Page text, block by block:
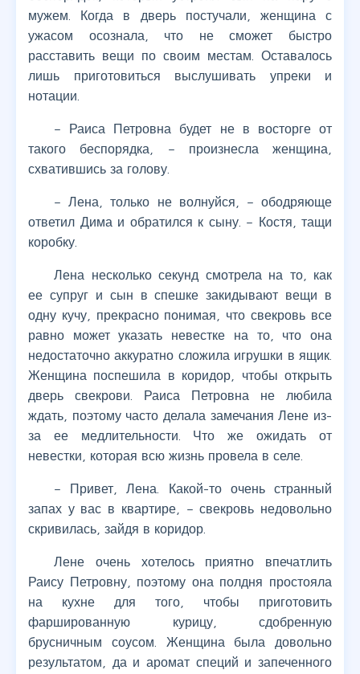
мужем. Когда в дверь постучали, женщина с
ужасом осознала, что не сможет быстро
расставить вещи по своим местам. Оставалось
лишь приготовиться выслушивать упреки и
нотации.
– Раиса Петровна будет не в восторге от
такого беспорядка, – произнесла женщина,
схватившись за голову.
– Лена, только не волнуйся, – ободряюще
ответил Дима и обратился к сыну. – Костя, тащи
коробку.
Лена несколько секунд смотрела на то, как
ее супруг и сын в спешке закидывают вещи в
одну кучу, прекрасно понимая, что свекровь все
равно может указать невестке на то, что она
недостаточно аккуратно сложила игрушки в ящик.
Женщина поспешила в коридор, чтобы открыть
дверь свекрови. Раиса Петровна не любила
ждать, поэтому часто делала замечания Лене из-
за ее медлительности. Что же ожидать от
невестки, которая всю жизнь провела в селе.
– Привет, Лена. Какой-то очень странный
запах у вас в квартире, – свекровь недовольно
скривилась, зайдя в коридор.
Лене очень хотелось приятно впечатлить
Раису Петровну, поэтому она полдня простояла
на кухне для того, чтобы приготовить
фаршированную курицу, сдобренную
брусничным соусом. Женщина была довольно
результатом, да и аромат специй и запеченного